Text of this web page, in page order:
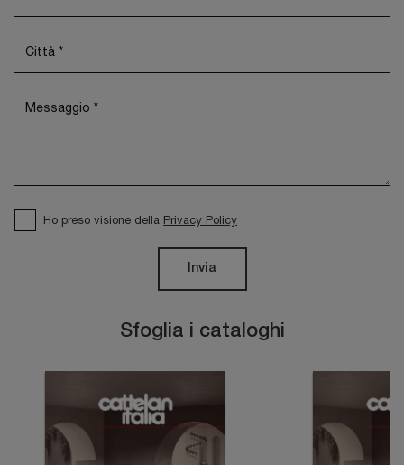
Sfoglia i cataloghi
Ho preso visione della Privacy Policy
Invia